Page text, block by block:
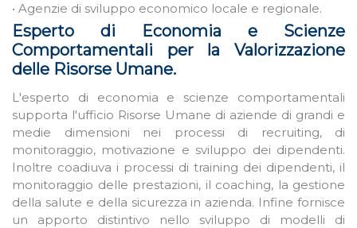
• Agenzie di sviluppo economico locale e regionale.
Esperto di Economia e Scienze
Comportamentali per la Valorizzazione
delle Risorse Umane.
L'esperto di economia e scienze comportamentali
supporta l'ufficio Risorse Umane di aziende di grandi e
medie dimensioni nei processi di recruiting, di
monitoraggio, motivazione e sviluppo dei dipendenti.
Inoltre coadiuva i processi di training dei dipendenti, il
monitoraggio delle prestazioni, il coaching, la gestione
della salute e della sicurezza in azienda. Infine fornisce
un apporto distintivo nello sviluppo di modelli di